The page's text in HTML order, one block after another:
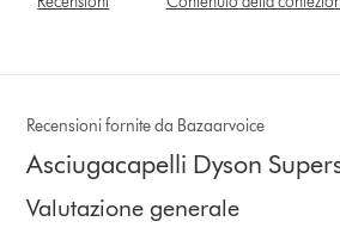
Recensioni fornite da Bazaarvoice
Asciugacapelli Dyson
Valutazione generale